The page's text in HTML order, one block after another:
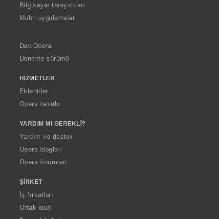
O
p
a
Bilgisayar tarayıcıları
Mobil uygulamalar
Dev.Opera
Deneme sürümü
HIZMETLER
Eklentiler
Opera hesabı
YARDIM MI GEREKLI?
Yardım ve destek
Opera blogları
Opera forumları
ŞIRKET
İş fırsatları
Ortak olun